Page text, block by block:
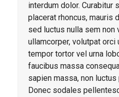
interdum dolor.
placerat rhoncus, mauris
sed luctus nulla sem non
ullamcorper, volutpat
tempor tortor vel urna
faucibus massa
sapien massa, non
Donec sodales